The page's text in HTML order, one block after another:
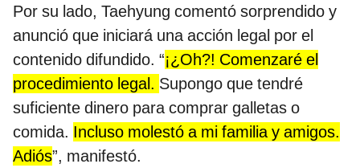
Por su lado, Taehyung comentó sorprendido y
anunció que iniciará una acción legal por el
contenido difundido. “¡¿Oh?! Comenzaré el
procedimiento legal. Supongo que tendré
suficiente dinero para comprar galletas o
comida. Incluso molestó a mi familia y amigos.
Adiós”, manifestó.